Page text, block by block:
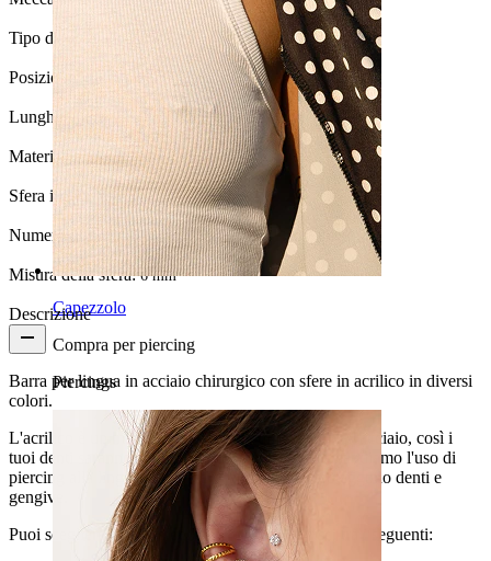
Capezzolo
Compra per piercing
Piercings
Tipo di gioiello: Barbell
Posizione:
Lunghezza: 16 mm
Materiale:Acciaio chirurgico / Acrilico
Sfera inferiore: 6 mm.
Numero di pezzi: 1
Misura della sfera:6 mm
Descrizione
Barra per lingua in acciaio chirurgico con sfere in acrilico in diversi
colori.
L'acrilico è un materiale morbido, a differenza dell'acciaio, così i
tuoi denti saranno al sicuro. Ecco perché raccomandiamo l'uso di
piercing alla lingua con sfere in acrilico che proteggono denti e
gengive.
Puoi scegliere il colore delle sfere che preferisci tra i seguenti: